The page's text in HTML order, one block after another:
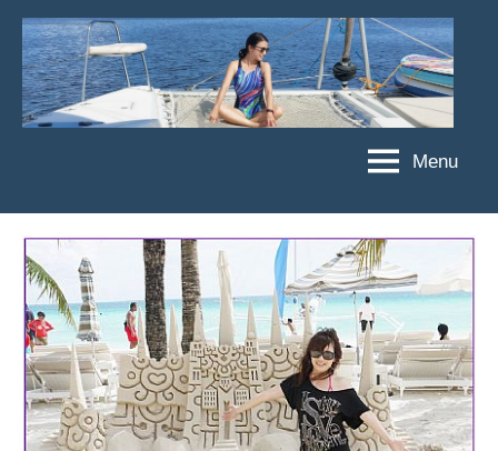
Skip
content
菲
亞
娃
JEFFIA
FANG
亞
娃
粉
絲
團、
主
題
旅
Menu